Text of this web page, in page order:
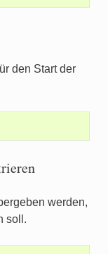
den Start der
werden,
soll.